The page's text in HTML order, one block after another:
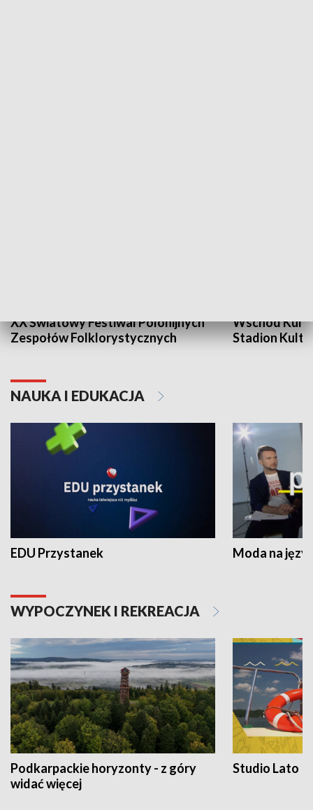
XX Światowy Festiwal Polonijnych
Zespołów Folklorystycznych
Wschód
Stadion
NAUKA I EDUKACJA
EDU Przystanek Moda na
WYPOCZYNEK I REKREACJA
Podkarpackie horyzonty - z góry
widać więcej
Studio Lato